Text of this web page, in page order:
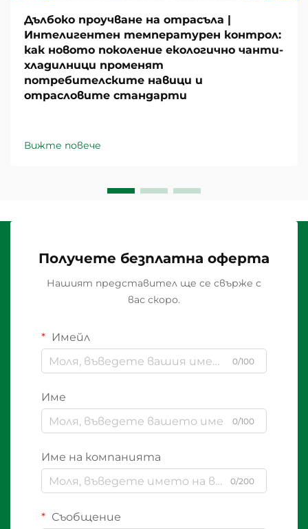
Дълбоко проучване на отрасъла |
Интелигентен температурен контрол:
как новото поколение екологично чанти-
хладилници променят
потребителските навици и
отрасловите стандарти
Вижте повече
Получете безплатна оферта
Нашият представител ще се свърже с
вас скоро.
Имейл
0/100
Име
0/100
Име на компанията
0/200
Съобщение